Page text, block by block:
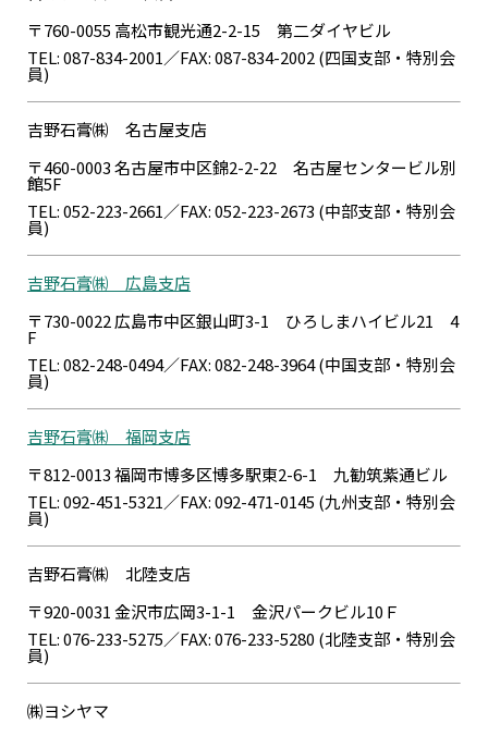
〒760-0055 高松市観光通2-2-15 第二ダイヤビル
TEL: 087-834-2001／FAX: 087-834-2002 (四国支部・特別会
員)
吉野石膏㈱ 名古屋支店
〒460-0003 名古屋市中区錦2-2-22 名古屋センタービル別
館5F
TEL: 052-223-2661／FAX: 052-223-2673 (中部支部・特別会
員)
吉野石膏㈱ 広島支店
〒730-0022 広島市中区銀山町3-1 ひろしまハイビル21 4
F
TEL: 082-248-0494／FAX: 082-248-3964 (中国支部・特別会
員)
吉野石膏㈱ 福岡支店
〒812-0013 福岡市博多区博多駅東2-6-1 九勧筑紫通ビル
TEL: 092-451-5321／FAX: 092-471-0145 (九州支部・特別会
員)
吉野石膏㈱ 北陸支店
〒920-0031 金沢市広岡3-1-1 金沢パークビル10Ｆ
TEL: 076-233-5275／FAX: 076-233-5280 (北陸支部・特別会
員)
㈱ヨシヤマ